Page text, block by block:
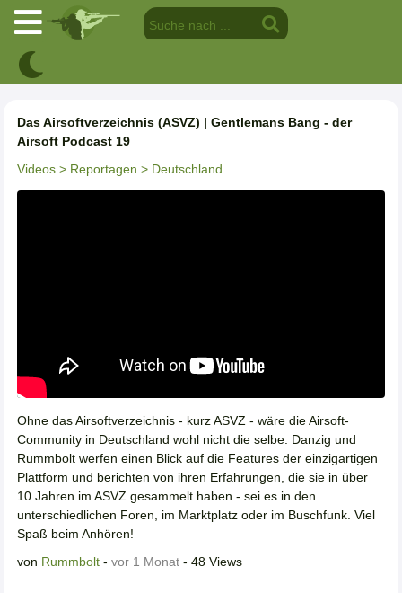
Das Airsoftverzeichnis (ASVZ) | Gentlemans Bang - der
Airsoft Podcast 19
Videos > Reportagen > Deutschland
Ohne das Airsoftverzeichnis - kurz ASVZ - wäre die Airsoft-
Community in Deutschland wohl nicht die selbe. Danzig und
Rummbolt werfen einen Blick auf die Features der einzigartigen
Plattform und berichten von ihren Erfahrungen, die sie in über
10 Jahren im ASVZ gesammelt haben - sei es in den
unterschiedlichen Foren, im Marktplatz oder im Buschfunk. Viel
Spaß beim Anhören!
von Rummbolt - vor 1 Monat - 48 Views